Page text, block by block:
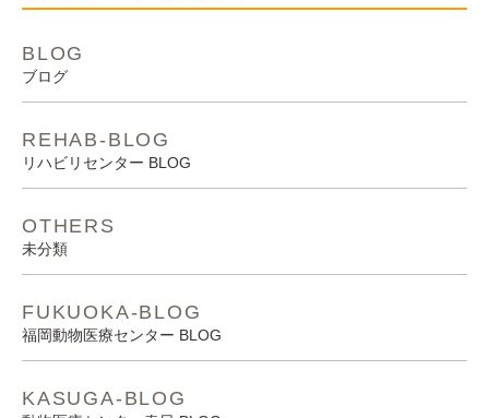
BLOG
ブログ
REHAB-BLOG
リハビリセンター BLOG
OTHERS
未分類
FUKUOKA-BLOG
福岡動物医療センター BLOG
KASUGA-BLOG